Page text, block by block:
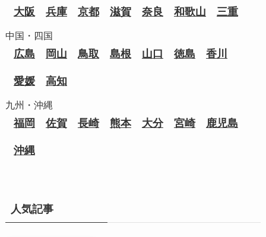
大阪 兵庫 京都 滋賀 奈良 和歌山 三重
中国・四国
広島 岡山 鳥取 島根 山口 徳島 香川
愛媛 高知
九州・沖縄
福岡 佐賀 長崎 熊本 大分 宮崎 鹿児島
沖縄
人気記事